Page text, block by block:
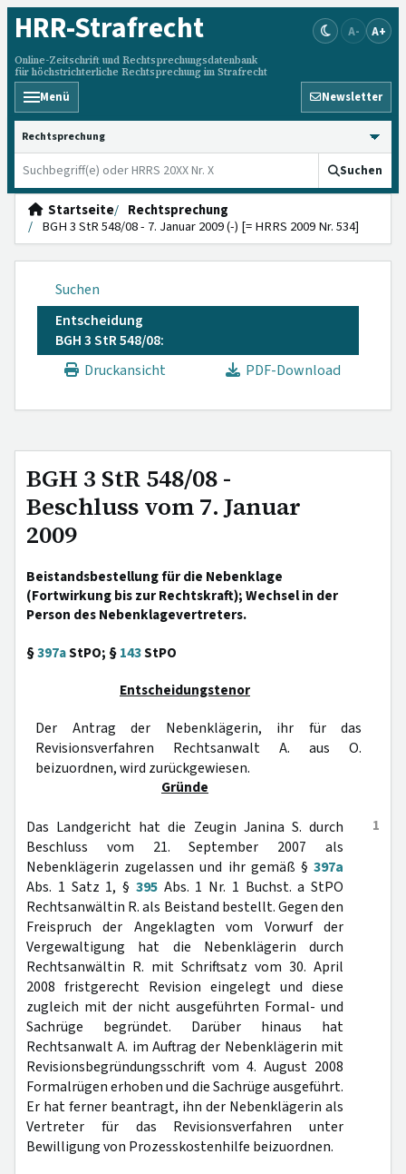
HRR-Strafrecht
Online-Zeitschrift und Rechtsprechungsdatenbank
für höchstrichterliche Rechtsprechung im Strafrecht
A- A+
Menü Newsletter
HRRS durchsuchen
Suchen
Startseite
Rechtsprechung
BGH 3 StR 548/08 - 7. Januar 2009 (-) [= HRRS 2009 Nr. 534]
Suchen
Entscheidung
BGH 3 StR 548/08:
Druckansicht
PDF-Download
BGH 3 StR 548/08 -
Beschluss vom 7. Januar
2009
Beistandsbestellung für die Nebenklage
(Fortwirkung bis zur Rechtskraft); Wechsel in der
Person des Nebenklagevertreters.
§397aStPO; §143StPO
Entscheidungstenor
Der Antrag der Nebenklägerin, ihr für das
Revisionsverfahren Rechtsanwalt A. aus O.
beizuordnen, wird zurückgewiesen.
Gründe
1
Das Landgericht hat die Zeugin Janina S. durch
Beschluss vom 21. September 2007 als
Nebenklägerin zugelassen und ihr gemäß § 397a
Abs. 1 Satz 1, § 395Abs. 1 Nr. 1 Buchst. a StPO
Rechtsanwältin R. als Beistand bestellt. Gegen den
Freispruch der Angeklagten vom Vorwurf der
Vergewaltigung hat die Nebenklägerin durch
Rechtsanwältin R. mit Schriftsatz vom 30. April
2008 fristgerecht Revision eingelegt und diese
zugleich mit der nicht ausgeführten Formal- und
Sachrüge begründet. Darüber hinaus hat
Rechtsanwalt A. im Auftrag der Nebenklägerin mit
Revisionsbegründungsschrift vom 4. August 2008
Formalrügen erhoben und die Sachrüge ausgeführt.
Er hat ferner beantragt, ihn der Nebenklägerin als
Vertreter für das Revisionsverfahren unter
Bewilligung von Prozesskostenhilfe beizuordnen.